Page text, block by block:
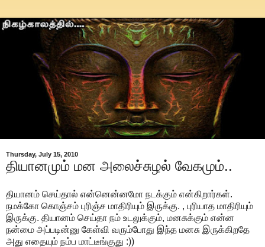
Thursday, July 15, 2010
தியானமும் மன அலைச்சுழல் வேகமும்..
தியானம் செய்தால் என்னென்னமோ நடக்கும் என்கிறார்கள்.
நமக்கோ கொஞ்சம் புரிஞ்ச மாதிரியும் இருக்கு. , புரியாத மாதிரியும்
இருக்கு. தியானம் செய்தா நம் உடலுக்கும், மனசுக்கும் என்ன
நன்மை அப்படின்னு கேள்வி வரும்போது இந்த மனசு இருக்கிறதே
அது எதையும் நம்ப மாட்டீங்குது :))